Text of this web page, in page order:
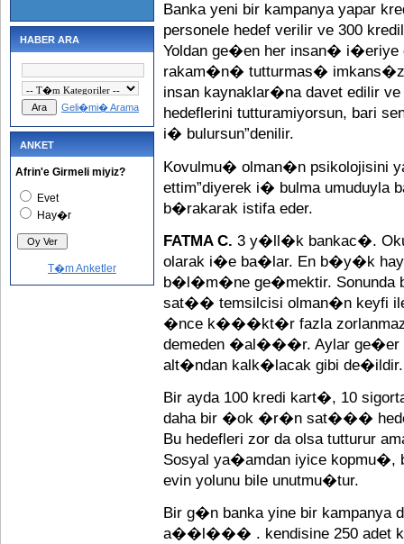
HABER ARA
Geli�mi� Arama
ANKET
Afrin'e Girmeli miyiz?
Evet
Hay�r
T�m Anketler
Banka yeni bir kampanya
personele hedef verilir ve 300
Yoldan ge�en her insan� i�eriye
rakam�n� tutturmas�
insan kaynaklar�na davet
hedeflerini tutturamiyorsun, bari
i� bulursun”denilir.
Kovulmu� olman�n psikolojisini
ettim”diyerek i� bulma
b�rakarak istifa eder.
FATMA C. 3 y�ll�k bankac�.
olarak i�e ba�lar. En b�y�k
b�l�m�ne ge�mektir. Sonunda
sat�� temsilcisi olman�n keyfi
�nce k���kt�r fazla
demeden �al���r. Aylar
alt�ndan kalk�lacak gibi de�ildir.
Bir ayda 100 kredi kart�, 10
daha bir �ok �r�n sat���
Bu hedefleri zor da olsa tutturur
Sosyal ya�amdan iyice
evin yolunu bile unutmu�tur.
Bir g�n banka yine bir kampanya
a��l��� . kendisine 250 adet